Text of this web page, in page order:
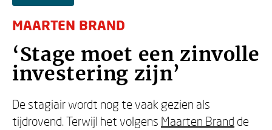
MAARTEN BRAND
‘Stage moet een zinvolle
investering zijn’
De stagiair wordt nog te vaak gezien als
tijdrovend. Terwijl het volgens Maarten Brand de